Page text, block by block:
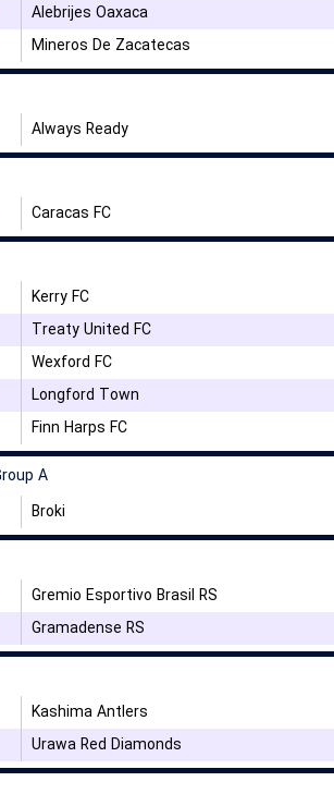
Alebrijes Oaxaca
Mineros De Zacatecas
Always Ready
Caracas FC
Kerry FC
Treaty United FC
Wexford FC
Longford Town
Finn Harps FC
A
Broki
Gremio Esportivo Brasil RS
Gramadense RS
Kashima Antlers
Urawa Red Diamonds